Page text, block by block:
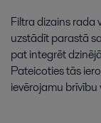
Filtradizainsrada
uzstādītparastā
patintegrētdzinējā
Pateicotiestās
ievērojamu brīvību